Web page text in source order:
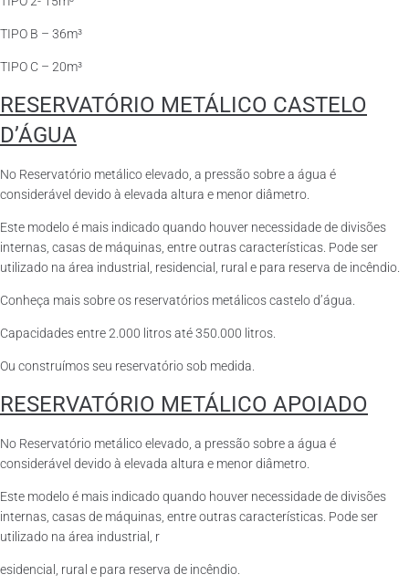
TIPO B – 36m³
TIPO C – 20m³
RESERVATÓRIO METÁLICO CASTELO
D’ÁGUA
No Reservatório metálico elevado, a pressão sobre a água é
considerável devido à elevada altura e menor diâmetro.
Este modelo é mais indicado quando houver necessidade de divisões
internas, casas de máquinas, entre outras características. Pode ser
utilizado na área industrial, residencial, rural e para reserva de incêndio.
Conheça mais sobre os reservatórios metálicos castelo d’água.
Capacidades entre 2.000 litros até 350.000 litros.
Ou construímos seu reservatório sob medida.
RESERVATÓRIO METÁLICO APOIADO
No Reservatório metálico elevado, a pressão sobre a água é
considerável devido à elevada altura e menor diâmetro.
Este modelo é mais indicado quando houver necessidade de divisões
internas, casas de máquinas, entre outras características. Pode ser
utilizado na área industrial, r
esidencial, rural e para reserva de incêndio.